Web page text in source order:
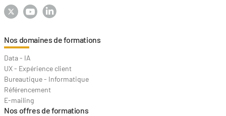
Nos domaines de formations
Data - IA
UX - Expérience client
Bureautique - Informatique
Référencement
E-mailing
Nos offres de formations